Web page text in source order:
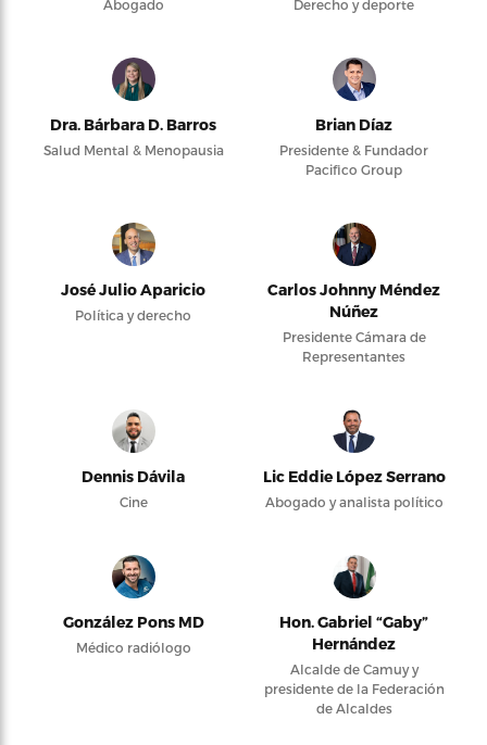
Abogado Derecho y deporte
Dra. Bárbara D. Barros
Salud Mental & Menopausia
Brian Díaz
Presidente & Fundador
Pacifico Group
José Julio Aparicio
Política y derecho
Carlos Johnny Méndez
Núñez
Presidente Cámara de
Representantes
Dennis Dávila
Cine
Lic Eddie López Serrano
Abogado y analista político
González Pons MD
Médico radiólogo
Hon. Gabriel “Gaby”
Hernández
Alcalde de Camuy y
presidente de la Federación
de Alcaldes